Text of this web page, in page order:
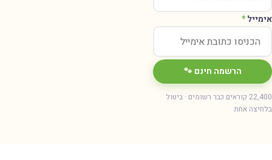
*
הרשמה חינם 🐾
22,400 קוראים כבר רשומים · ביטול
אחת